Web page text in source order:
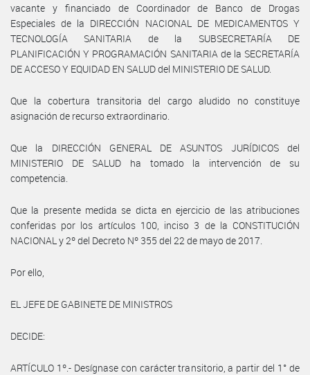
vacante y financiado de Coordinador de Banco de Drogas
Especiales de la DIRECCIÓN NACIONAL DE MEDICAMENTOS Y
TECNOLOGÍA SANITARIA de la SUBSECRETARÍA DE
PLANIFICACIÓN Y PROGRAMACIÓN SANITARIA de la SECRETARÍA
DE ACCESO Y EQUIDAD EN SALUD del MINISTERIO DE SALUD.
Que la cobertura transitoria del cargo aludido no constituye
asignación de recurso extraordinario.
Que la DIRECCIÓN GENERAL DE ASUNTOS JURÍDICOS del
MINISTERIO DE SALUD ha tomado la intervención de su
competencia.
Que la presente medida se dicta en ejercicio de las atribuciones
conferidas por los artículos 100, inciso 3 de la CONSTITUCIÓN
NACIONAL y 2º del Decreto Nº 355 del 22 de mayo de 2017.
Por ello,
EL JEFE DE GABINETE DE MINISTROS
DECIDE:
ARTÍCULO 1º.- Desígnase con carácter transitorio, a partir del 1° de